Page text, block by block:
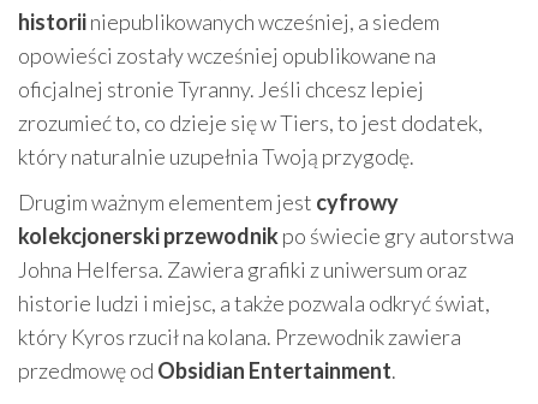
historiiniepublikowanych wcześniej, a siedem
opowieści zostały wcześniej opublikowane na
oficjalnej stronie Tyranny. Jeśli chcesz lepiej
zrozumieć to, co dzieje się w Tiers, to jest dodatek,
który naturalnie uzupełnia Twoją przygodę.
Drugim ważnym elementem jest cyfrowy
kolekcjonerski przewodnikpo świecie gry autorstwa
Johna Helfersa. Zawiera grafiki z uniwersum oraz
historie ludzi i miejsc, a także pozwala odkryć świat,
który Kyros rzucił na kolana. Przewodnik zawiera
przedmowę od Obsidian Entertainment.